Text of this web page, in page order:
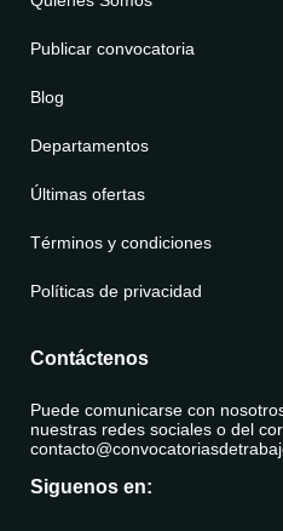
Publicar convocatoria
Blog
Departamentos
Últimas ofertas
Términos y condiciones
Políticas de privacidad
Contáctenos
Puede comunicarse con
nuestras redes sociales o del
Siguenos en: